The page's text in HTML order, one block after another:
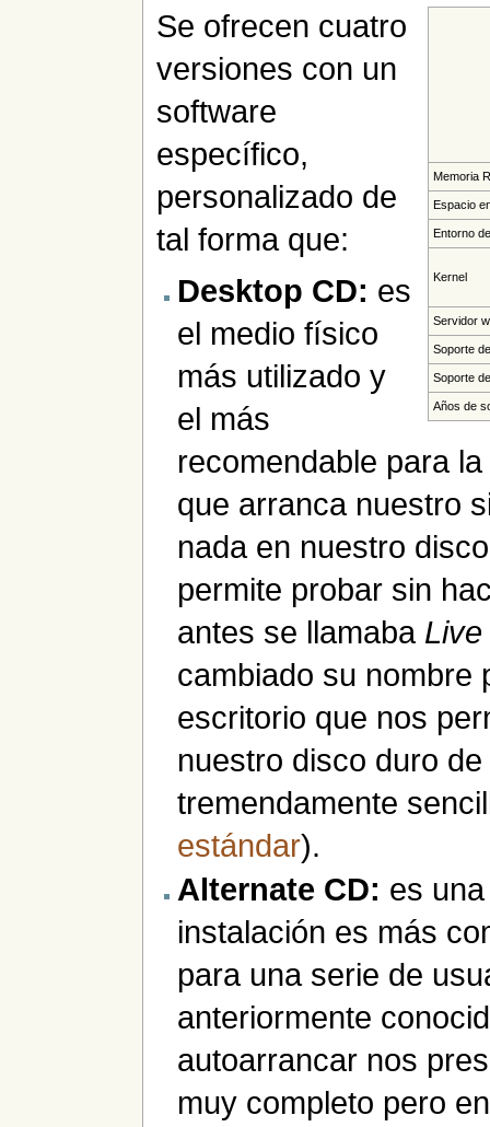
Memoria
Espacio
Entorno
Kernel
Servidor
Soporte
Soporte
Años de
Se ofrecen cuatro
versiones con un
software
específico,
personalizado de
tal forma que:
Desktop CD: es
el medio físico
más utilizado y
el más
recomendable para
que arranca nuestro
nada en nuestro
permite probar sin
antes se llamaba
cambiado su nombre
escritorio que nos
nuestro disco duro
tremendamente
estándar).
Alternate CD: es
instalación es más
para una serie de
anteriormente
autoarrancar nos
muy completo pero